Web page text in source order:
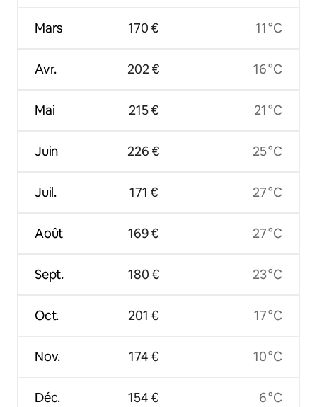
Mars
Avr.
Mai
Juin
Juil.
Août
Sept.
Oct.
Nov.
Déc.
170 €
202 €
215 €
226 €
171 €
169 €
180 €
201 €
174 €
154 €
11 °C
16 °C
21 °C
25 °C
27 °C
27 °C
23 °C
17 °C
10 °C
6 °C